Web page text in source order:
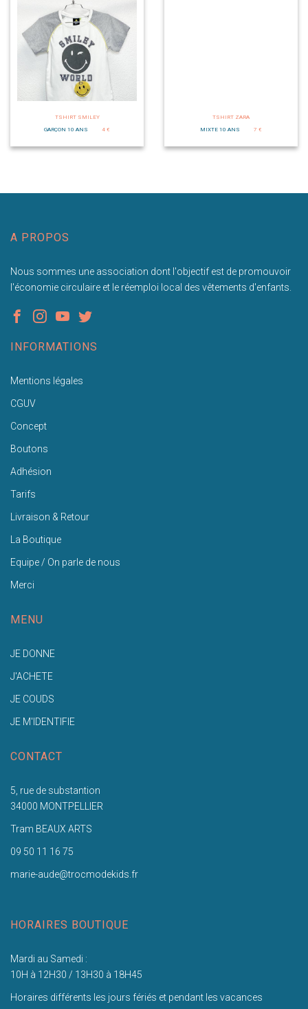
TSHIRT SMILEY
GARÇON 10 ANS
4 €
TSHIRT ZARA
MIXTE 10 ANS
7 €
A PROPOS
Nous sommes une association dont l'objectif est de promouvoir
l'économie circulaire et le réemploi local des vêtements d'enfants.
INFORMATIONS
Mentions légales
CGUV
Concept
Boutons
Adhésion
Tarifs
Livraison & Retour
La Boutique
Equipe / On parle de nous
Merci
MENU
JE DONNE
J'ACHETE
JE COUDS
JE M'IDENTIFIE
CONTACT
5, rue de substantion
34000 MONTPELLIER
Tram BEAUX ARTS
09 50 11 16 75
marie-aude@trocmodekids.fr
HORAIRES BOUTIQUE
Mardi au Samedi :
10H à 12H30 / 13H30 à 18H45
Horaires différents les jours fériés et pendant les vacances